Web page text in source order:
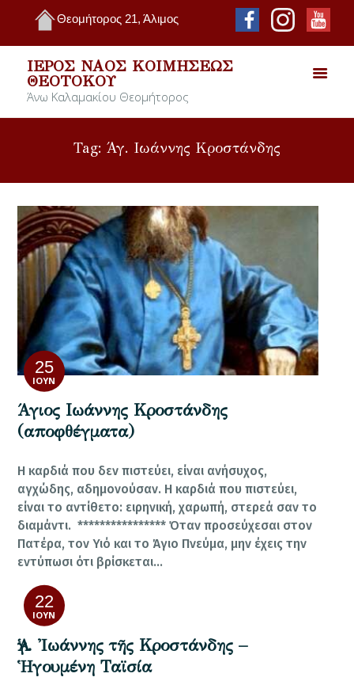
Θεομήτορος 21, Άλιμος
ΙΕΡΌΣ ΝΑΌΣ ΚΟΙΜΉΣΕΩΣ
ΘΕΟΤΌΚΟΥ
Άνω Καλαμακίου Θεομήτορος
Tag: Άγ. Ιωάννης Κροστάνδης
25
ΙΟΎΝ
Άγιος Ιωάννης Κροστάνδης
(αποφθέγματα)
Η καρδιά που δεν πιστεύει, είναι ανήσυχος,
αγχώδης, αδημονούσαν. Η καρδιά που πιστεύει,
είναι το αντίθετο: ειρηνική, χαρωπή, στερεά σαν το
διαμάντι. **************** Όταν προσεύχεσαι στον
Πατέρα, τον Υιό και το Άγιο Πνεύμα, μην έχεις την
εντύπωσι ότι βρίσκεται…
22
ΙΟΎΝ
Ἁγ. Ἰωάννης τῆς Κροστάνδης –
Ἡγουμένη Ταϊσία